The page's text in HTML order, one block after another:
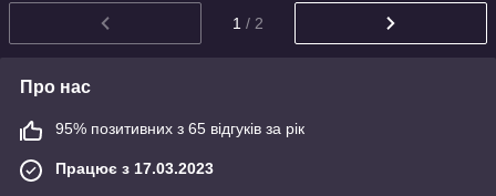
1 / 2
Про нас
95% позитивних з 65 відгуків за рік
Працює з 17.03.2023